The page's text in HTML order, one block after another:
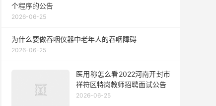
个程序的公告
2026-06-25
为什么要做吞咽仪器中老年人的吞咽障碍
2026-06-25
医用称怎么看2022河南开封市
祥符区特岗教师招聘面试公告
2026-06-25